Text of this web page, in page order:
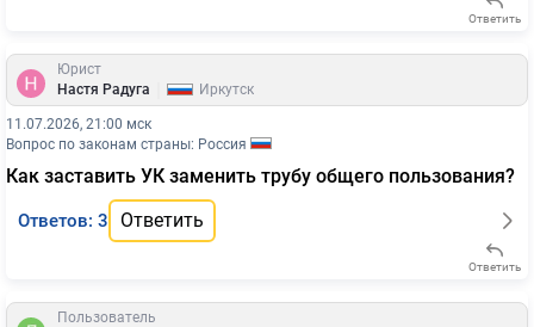
Ответить
Юрист
Настя Радуга
Иркутск
11.07.2026, 21:00 мск
Вопрос по законам страны: Россия
Как заставить УК заменить трубу общего пользования?
Ответов: 3 Ответить
Ответить
Пользователь